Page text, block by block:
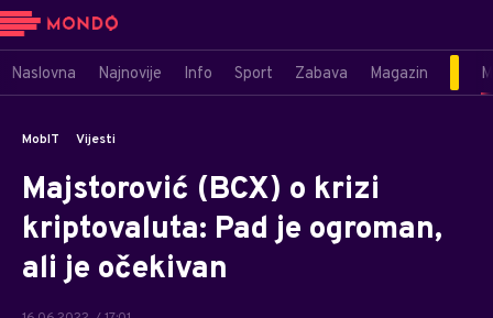
Naslovna Najnovije Info Sport Zabava Magazin
MobIT Vijesti
Majstorović (BCX) o krizi
kriptovaluta: Pad je ogroman,
ali je očekivan